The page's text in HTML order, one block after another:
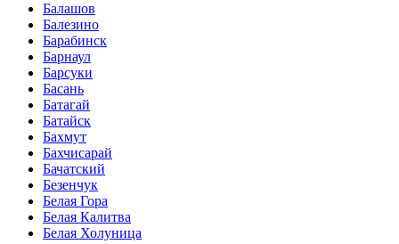
Балашов
Балезино
Барабинск
Барнаул
Барсуки
Басань
Батагай
Батайск
Бахмут
Бахчисарай
Бачатский
Безенчук
Белая Гора
Белая Калитва
Белая Холуница